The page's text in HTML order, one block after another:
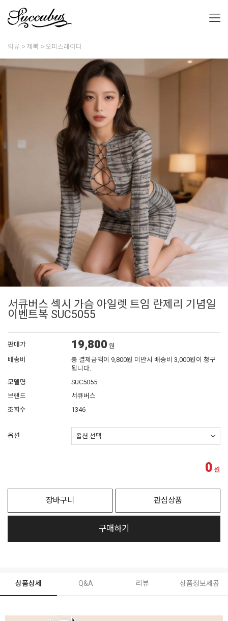
의류 제복 오피스레이디
서큐버스 섹시 가슴 아일렛 트임 란제리 기념일
이벤트복 SUC5055
판매가 19,800 원
배송비
총 결제금액이 9,800원 미만시 배송비 3,000원이 청구
됩니다.
모델명
SUC5055
브랜드
서큐버스
조회수
1346
옵션
0 원
장바구니 관심상품
구매하기
상품상세 Q&A 리뷰 상품정보제공